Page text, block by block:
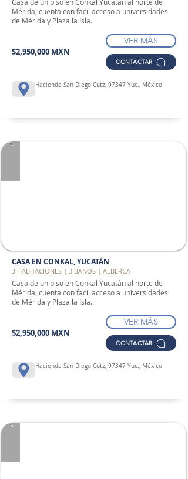
Mérida, cuenta con facil acceso a universidades
de Mérida y Plaza la Isla.
$2,950,000 MXN
VER MÁS
CONTACTAR
Hacienda San Diego Cutz, 97347 Yuc., México
CASA EN CONKAL, YUCATÁN
3 HABITACIONES | 3 BAÑOS | ALBERCA
Casa de un piso en Conkal Yucatán al norte de
Mérida, cuenta con facil acceso a universidades
de Mérida y Plaza la Isla.
$2,950,000 MXN
VER MÁS
CONTACTAR
Hacienda San Diego Cutz, 97347 Yuc., México